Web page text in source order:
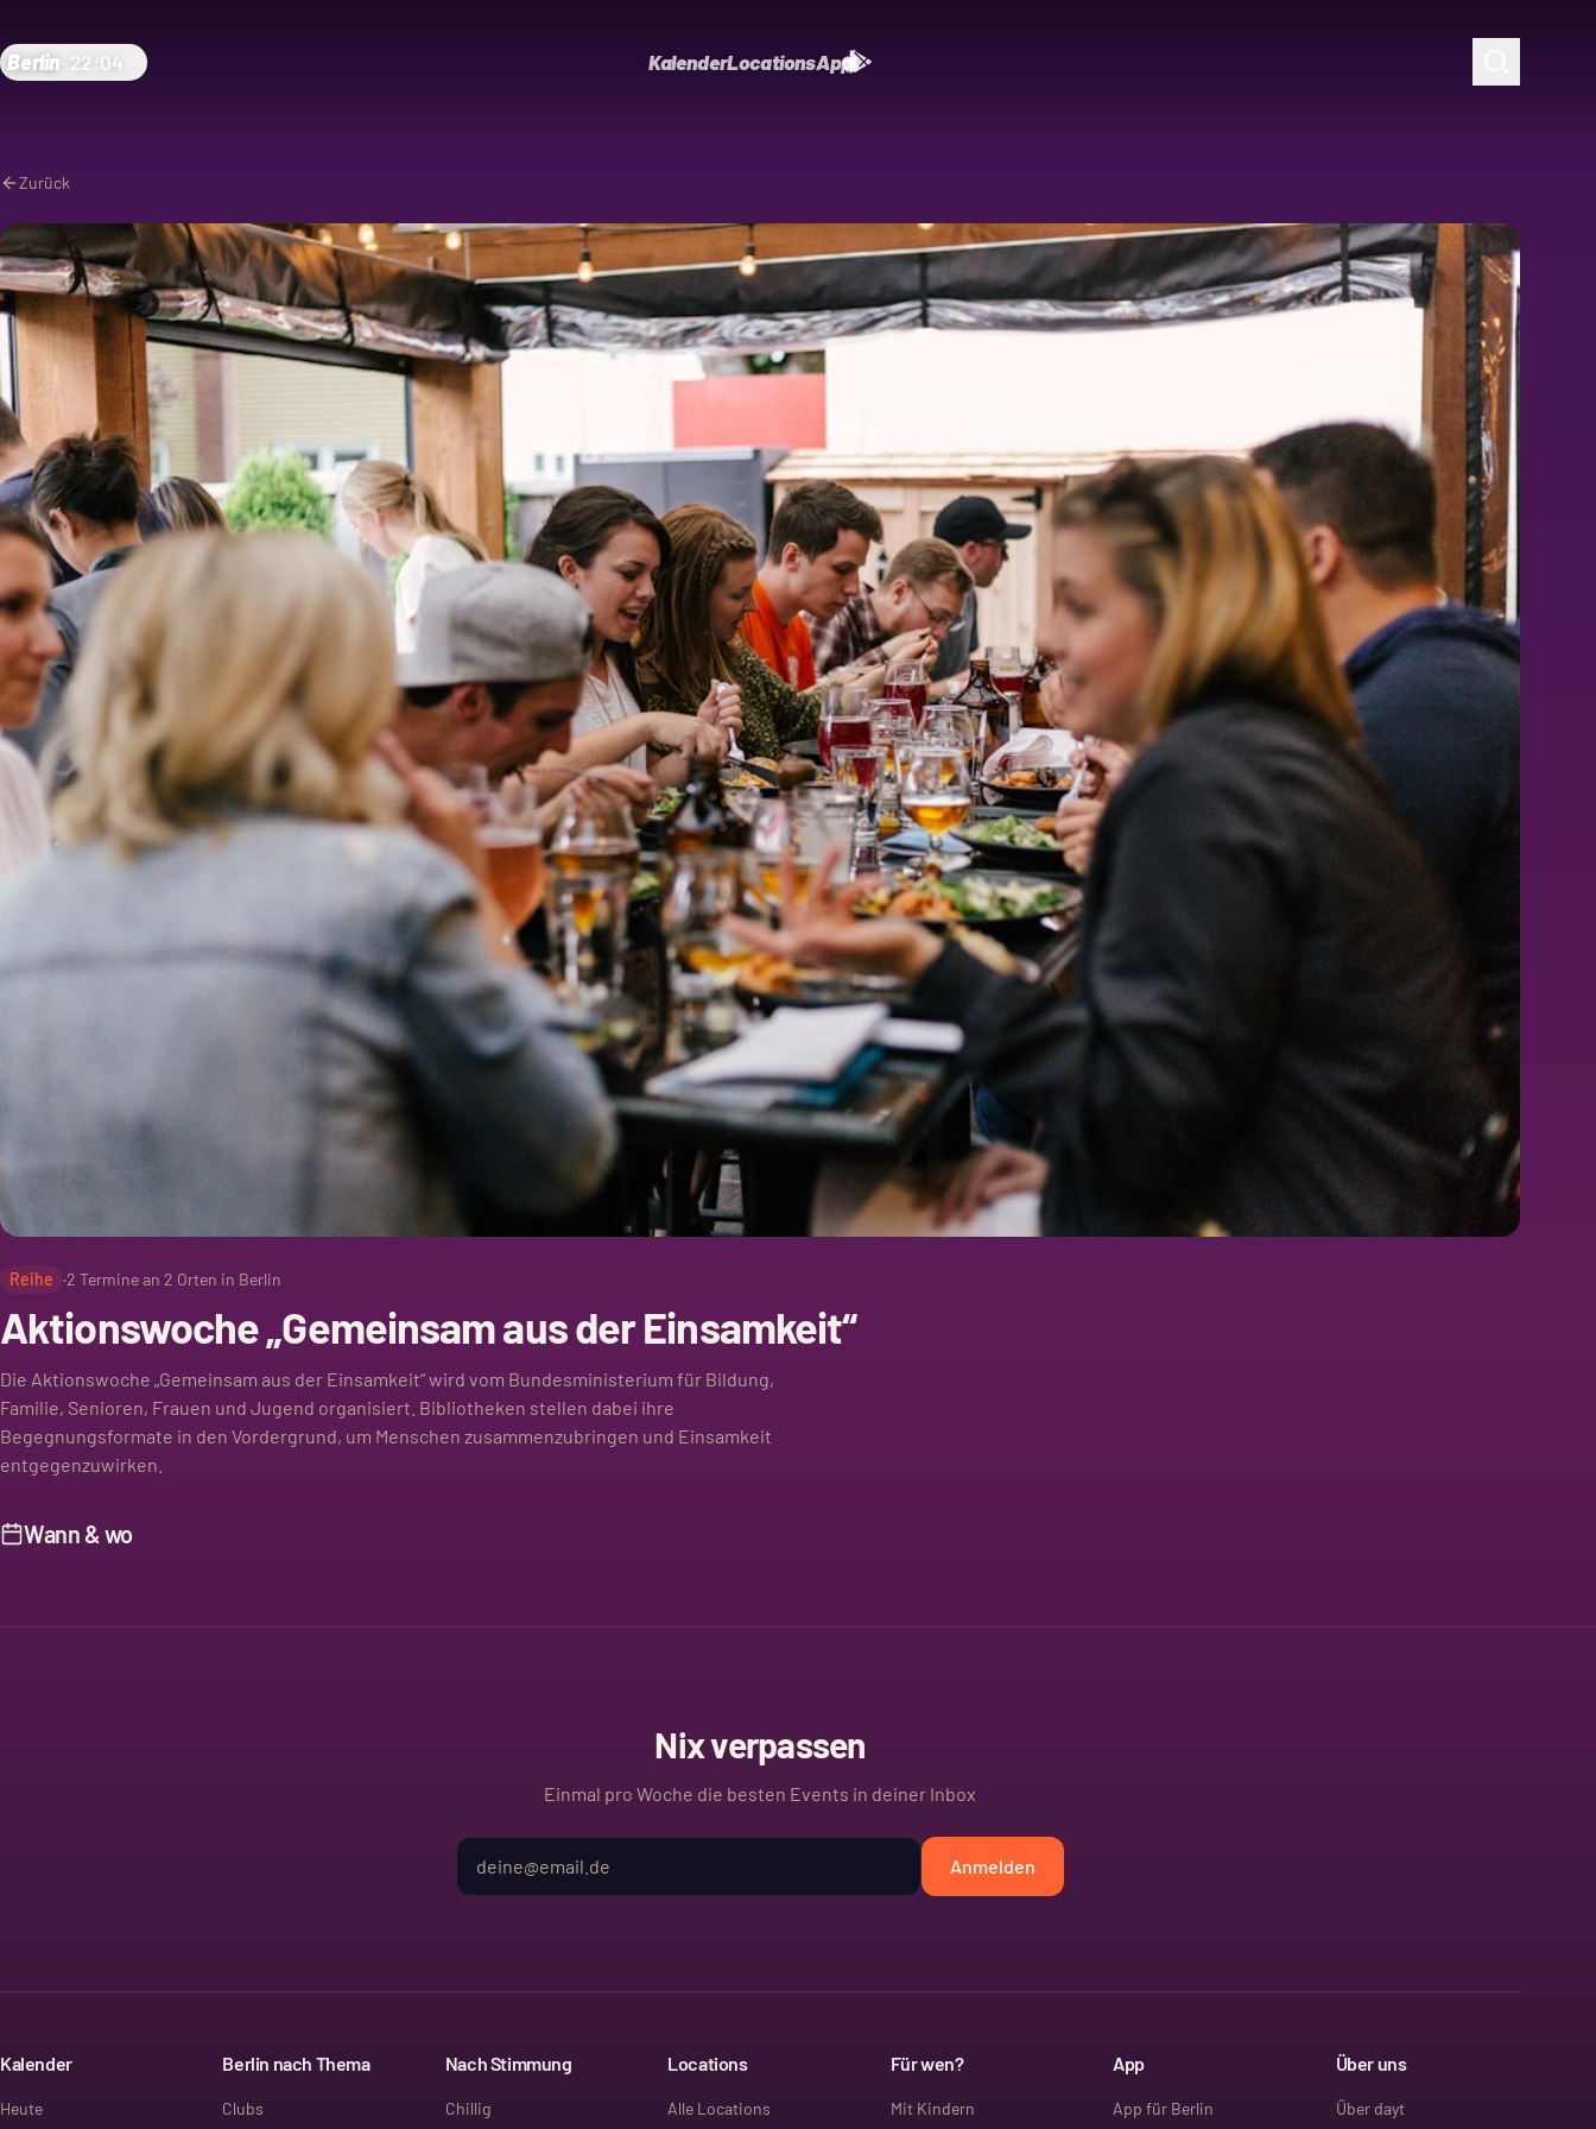
Berlin 22:04 KalenderLocationsApp
Zurück
Reihe ·2 Termine an 2 Orten in Berlin
Aktionswoche „Gemeinsam aus der Einsamkeit“
Die Aktionswoche „Gemeinsam aus der Einsamkeit“ wird vom Bundesministerium für Bildung,
Familie, Senioren, Frauen und Jugend organisiert. Bibliotheken stellen dabei ihre
Begegnungsformate in den Vordergrund, um Menschen zusammenzubringen und Einsamkeit
entgegenzuwirken.
Wann & wo
Nix verpassen
Einmal pro Woche die besten Events in deiner Inbox
Anmelden
Kalender
Heute
Berlin nach Thema
Clubs
Nach Stimmung
Chillig
Locations
Alle Locations
Für wen?
Mit Kindern
App
App für Berlin
Über uns
Über dayt